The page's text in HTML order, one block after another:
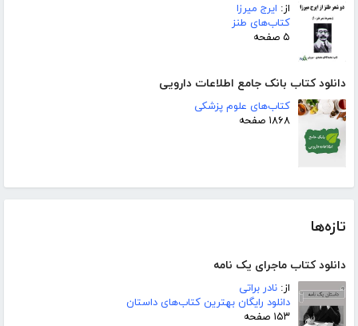
از: ایرج میرزا
کتاب‌های طنز
۵ صفحه
دانلود کتاب بانک جامع اطلاعات دارویی
کتاب‌های علوم پزشکی
۱۸۶۸ صفحه
تازه‌ها
دانلود کتاب ماجرای یک نامه
از: نادر براتی
دانلود رایگان بهترین کتاب‌های داستان
۱۵۳ صفحه